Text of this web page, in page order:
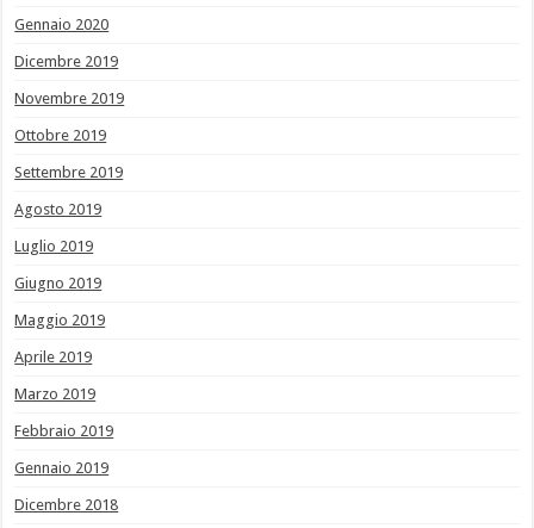
Gennaio 2020
Dicembre 2019
Novembre 2019
Ottobre 2019
Settembre 2019
Agosto 2019
Luglio 2019
Giugno 2019
Maggio 2019
Aprile 2019
Marzo 2019
Febbraio 2019
Gennaio 2019
Dicembre 2018